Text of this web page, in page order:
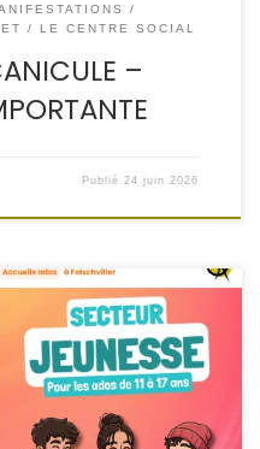
LE CENTRE SOCIAL
–
Publié24 juin 2026
jeunesse (de 11 à 17